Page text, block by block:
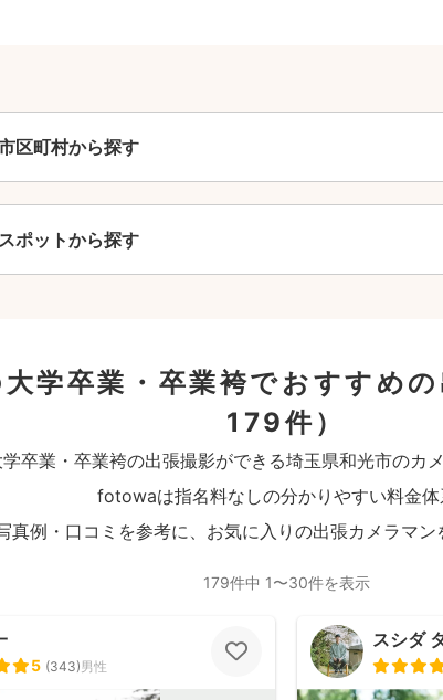
区町村から探す
ポットから探す
学卒業・卒業袴でおすすめ
179件）
学卒業・卒業袴の出張撮影ができる埼玉県和光市のカ
fotowaは指名料なしの分かりやすい料金体
真例・口コミを参考に、お気に入りの出張カメラマン
179件中 1〜30件を表示
5 (343)男性
スシダ